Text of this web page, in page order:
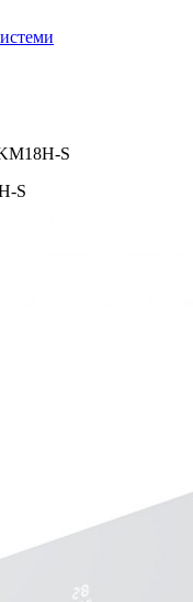
S
S